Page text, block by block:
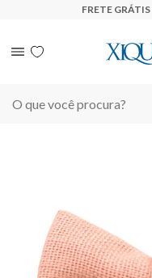
FRETE GRÁTIS